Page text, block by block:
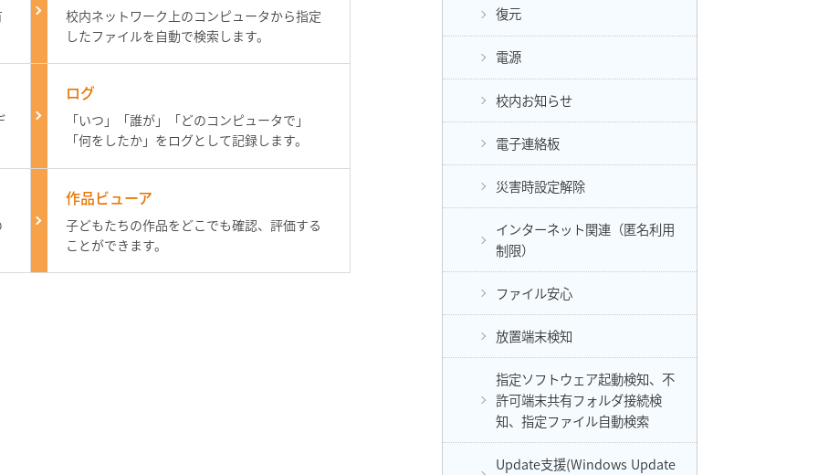
校内ネットワーク上のコンピュータから指定
したファイルを自動で検索します。
ログ
「いつ」「誰が」「どのコンピュータで」
「何をしたか」をログとして記録します。
作品ビューア
子どもたちの作品をどこでも確認、評価する
ことができます。
復元
電源
校内お知らせ
電子連絡板
災害時設定解除
インターネット関連（匿名利用
制限）
ファイル安心
放置端末検知
指定ソフトウェア起動検知、不
許可端末共有フォルダ接続検
知、指定ファイル自動検索
Update支援(Windows Update